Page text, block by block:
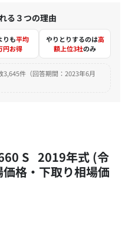
る３つの理由
りも平均
円お得
やりとりするのは高
額上位3社のみ
件（回答期間：2023年6月
S 2019年式 (令
格・下取り相場価